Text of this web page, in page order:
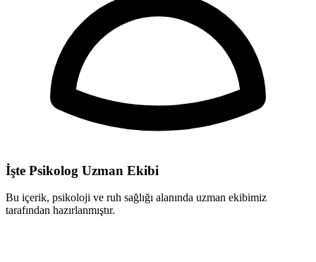
İşte Psikolog Uzman Ekibi
Bu içerik, psikoloji ve ruh sağlığı alanında uzman ekibimiz
tarafından hazırlanmıştır.